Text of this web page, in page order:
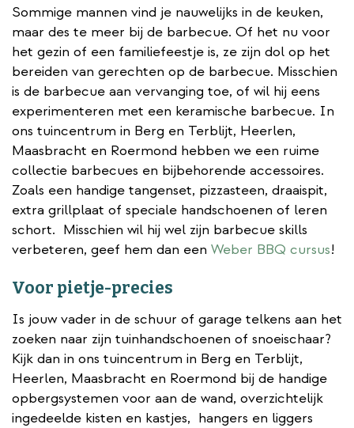
Sommige mannen vind je nauwelijks in de keuken,
maar des te meer bij de barbecue. Of het nu voor
het gezin of een familiefeestje is, ze zijn dol op het
bereiden van gerechten op de barbecue. Misschien
is de barbecue aan vervanging toe, of wil hij eens
experimenteren met een keramische barbecue. In
ons tuincentrum in Berg en Terblijt, Heerlen,
Maasbracht en Roermond hebben we een ruime
collectie barbecues en bijbehorende accessoires.
Zoals een handige tangenset, pizzasteen, draaispit,
extra grillplaat of speciale handschoenen of leren
schort. Misschien wil hij wel zijn barbecue skills
verbeteren, geef hem dan een Weber BBQ cursus!
Voor pietje-precies
Is jouw vader in de schuur of garage telkens aan het
zoeken naar zijn tuinhandschoenen of snoeischaar?
Kijk dan in ons tuincentrum in Berg en Terblijt,
Heerlen, Maasbracht en Roermond bij de handige
opbergsystemen voor aan de wand, overzichtelijk
ingedeelde kisten en kastjes, hangers en liggers